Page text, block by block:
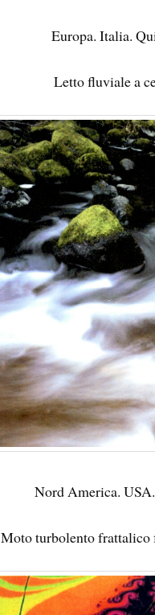
Europa. Italia.
Letto fluviale a
Nord America.
Moto turbolento frattalico